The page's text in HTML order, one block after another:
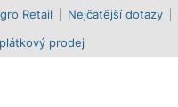
Retail Nejčatější dotazy
prodej